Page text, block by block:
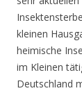
kleinen
heimische
im Kleinen
Deutschland